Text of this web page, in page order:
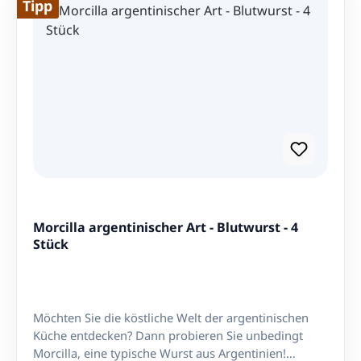
Sie den authentischen argentinischen Geschmack.
Grillen Sie mit Celusal Grill Salz und beeindrucken
Sie Ihre Gäste mit dem perfekten Geschmack und
Tipp
Morcilla argentinischer Art - Blutwurst - 4
Stück
Möchten Sie die köstliche Welt der argentinischen
Küche entdecken? Dann probieren Sie unbedingt
Morcilla, eine typische Wurst aus Argentinien!